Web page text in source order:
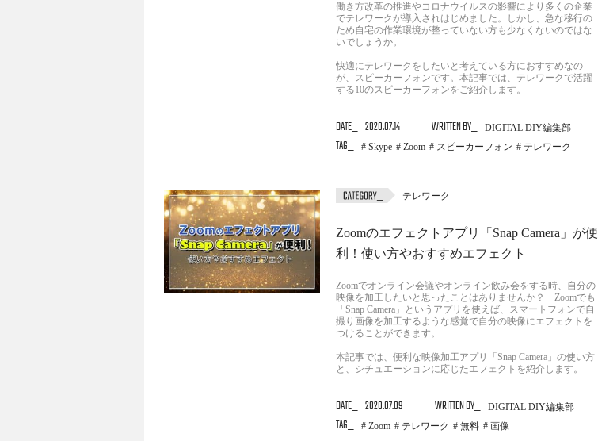
働き方改革の推進やコロナウイルスの影響により多くの企業
でテレワークが導入されはじめました。しかし、急な移行の
ため自宅の作業環境が整っていない方も少なくないのではな
いでしょうか。
快適にテレワークをしたいと考えている方におすすめなの
が、スピーカーフォンです。本記事では、テレワークで活躍
する10のスピーカーフォンをご紹介します。
DATE 2020.07.14 WRITTEN BY DIGITAL DIY編集部
TAG Skype Zoom スピーカーフォン テレワーク
テレワーク
Zoomのエフェクトアプリ「Snap Camera」が便
利！使い方やおすすめエフェクト
Zoomでオンライン会議やオンライン飲み会をする時、自分の
映像を加工したいと思ったことはありませんか？ Zoomでも
「Snap Camera」というアプリを使えば、スマートフォンで自
撮り画像を加工するような感覚で自分の映像にエフェクトを
つけることができます。
本記事では、便利な映像加工アプリ「Snap Camera」の使い方
と、シチュエーションに応じたエフェクトを紹介します。
DATE 2020.07.09 WRITTEN BY DIGITAL DIY編集部
TAG Zoom テレワーク 無料 画像